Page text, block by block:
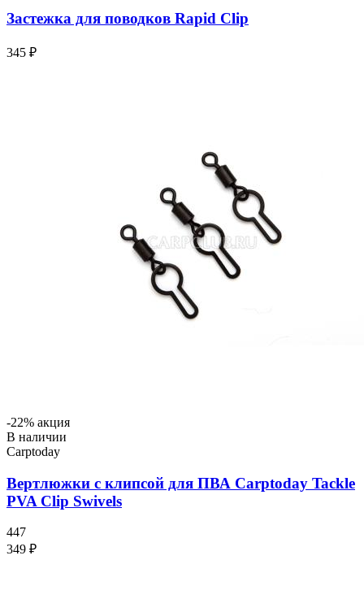
Застежка для поводков Rapid Clip
345 ₽
-22% акция
В наличии
Carptoday
Вертлюжки с клипсой для ПВА Carptoday Tackle
PVA Clip Swivels
447
349 ₽